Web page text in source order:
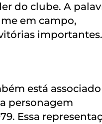
do clube. A
em campo,
importantes.
está associado
personagem
Essa